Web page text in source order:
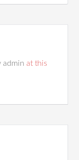
adminat this